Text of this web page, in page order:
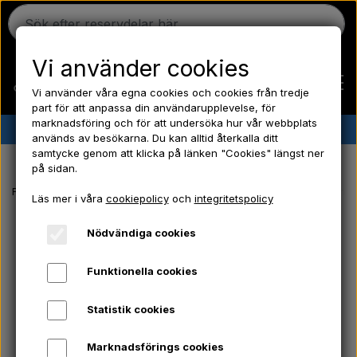
Hem
Massey Ferguson
Fordson
✔︎ Danskt lager ✔︎ Snabb leverans ✔︎ Låga priser
Framsida Massey Ferguson reservdelar
Vi använder cookies
Vi använder våra egna cookies och cookies från tredje
part för att anpassa din användarupplevelse, för
marknadsföring och för att undersöka hur vår webbplats
används av besökarna. Du kan alltid återkalla ditt
samtycke genom att klicka på länken "Cookies" längst ner
på sidan.
Läs mer i våra cookiepolicyoch integritetspolicy
Nödvändiga cookies
Funktionella cookies
Statistik cookies
Marknadsförings cookies